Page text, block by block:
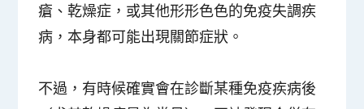
瘡、乾燥症，或其他形形色色的免疫失調疾
病，本身都可能出現關節症狀。
不過，有時候確實會在診斷某種免疫疾病後